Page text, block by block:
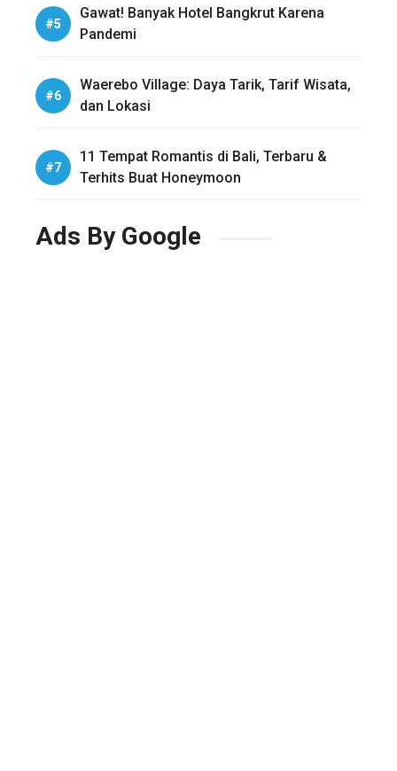
Gawat! Banyak Hotel Bangkrut Karena
Pandemi
Waerebo Village: Daya Tarik, Tarif Wisata,
dan Lokasi
11 Tempat Romantis di Bali, Terbaru &
Terhits Buat Honeymoon
Ads By Google